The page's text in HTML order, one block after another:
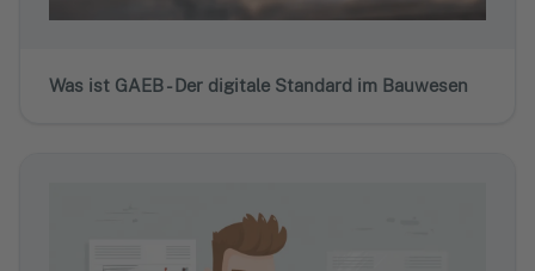
Was ist GAEB - Der digitale Standard im Bauwesen